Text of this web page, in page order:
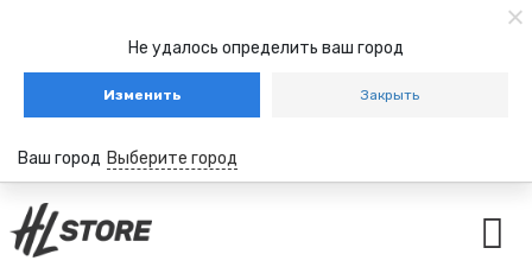
Не удалось определить ваш город
Изменить Закрыть
Ваш город Выберите город